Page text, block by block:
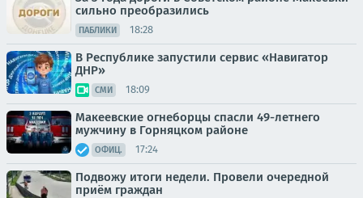
сильно преобразились
ПАБЛИКИ 18:28
В Республике запустили сервис «Навигатор
ДНР»
СМИ 18:09
Макеевские огнеборцы спасли 49-летнего
мужчину в Горняцком районе
ОФИЦ. 17:24
Подвожу итоги недели. Провели очередной
приём граждан